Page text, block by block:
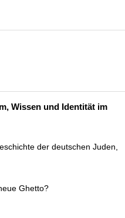
Wissen und Identität im
der deutschen Juden,
Ghetto?